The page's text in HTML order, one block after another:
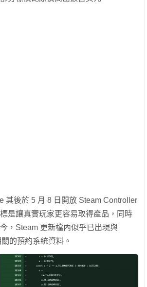
其後於 5 月 8 日開放 Steam Controller
是讓真實玩家更容易取得產品，同時
，Steam 更新檔內似乎已出現與
的預約系統資料。